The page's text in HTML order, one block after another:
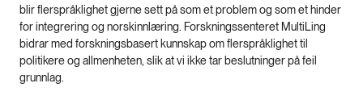
blir flerspråklighet gjerne sett på som et problem og som et hinder
for integrering og norskinnlæring. Forskningssenteret MultiLing
bidrar med forskningsbasert kunnskap om flerspråklighet til
politikere og allmenheten, slik at vi ikke tar beslutninger på feil
grunnlag.